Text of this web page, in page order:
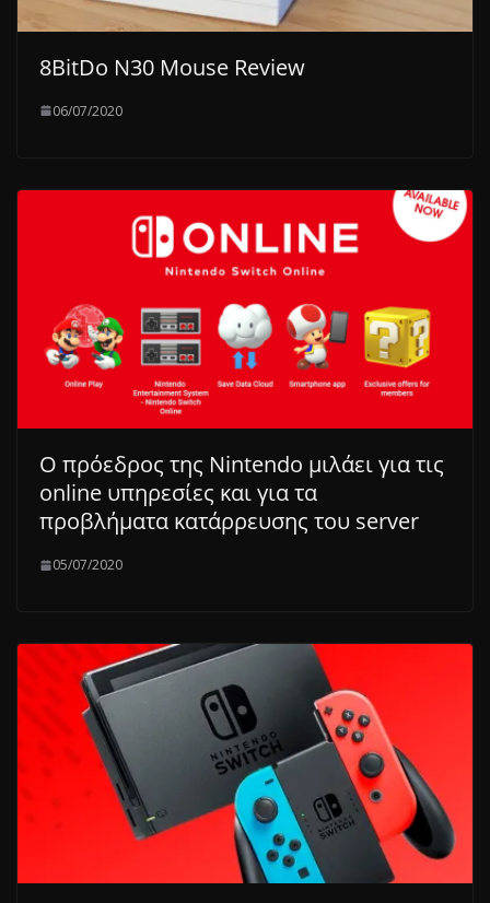
8BitDo N30 Mouse Review
06/07/2020
Ο πρόεδρος της Nintendo μιλάει για τις
online υπηρεσίες και για τα
προβλήματα κατάρρευσης του server
05/07/2020